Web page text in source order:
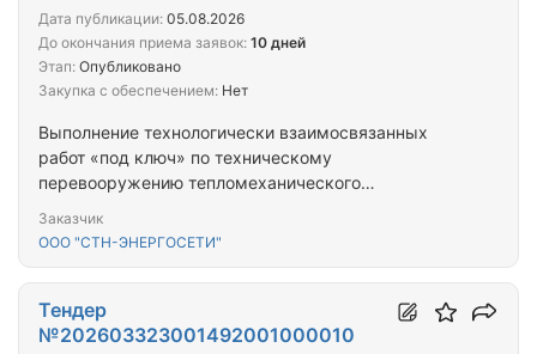
Выполнение технологически взаимосвязанных
работ «под ключ» по техническому
перевооружению тепломеханического
Нижний Новгород, ул. Цветочная, д.3В, в части
(20 МВт), включая: разработку проектной
(рабочей) документации, строительно-монтажные
и пуско-наладочные работы
Заказчик
ООО "СТН-ЭНЕРГОСЕТИ"
Дата публикации: 05.08.2026
До окончания приема заявок: 10 дней
Этап: Опубликовано
Закупка с обеспечением: Нет
Тендер
№202603323001492001000010